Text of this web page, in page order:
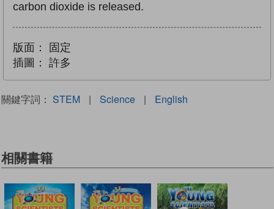
carbon dioxide is released.
版面：
固定
插圖：
許多
關鍵字詞： STEM | Science | English
相關書籍